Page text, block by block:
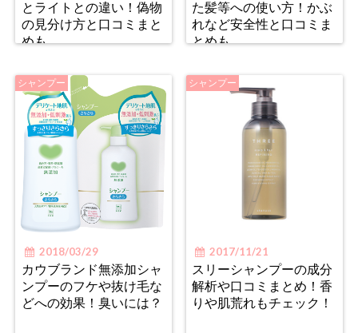
とライトとの違い！偽物
の見分け方と口コミまと
めも
た髪等への使い方！かぶ
れなど安全性と口コミま
とめも
シャンプー
2018/03/29
カウブランド無添加シャ
ンプーのフケや抜け毛な
どへの効果！臭いには？
シャンプー
2017/11/21
スリーシャンプーの成分
解析や口コミまとめ！香
りや肌荒れもチェック！